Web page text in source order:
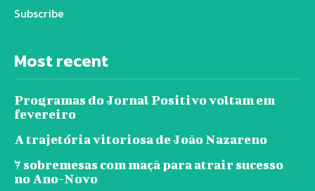
Subscribe
Most recent
Programas do Jornal Positivo voltam em
fevereiro
A trajetória vitoriosa de João Nazareno
7 sobremesas com maçã para atrair sucesso
no Ano-Novo